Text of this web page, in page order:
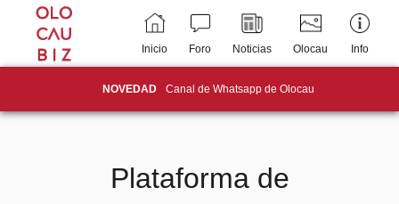
Inicio Foro Noticias Olocau Info
NOVEDAD Canal de Whatsapp de Olocau
Plataforma de